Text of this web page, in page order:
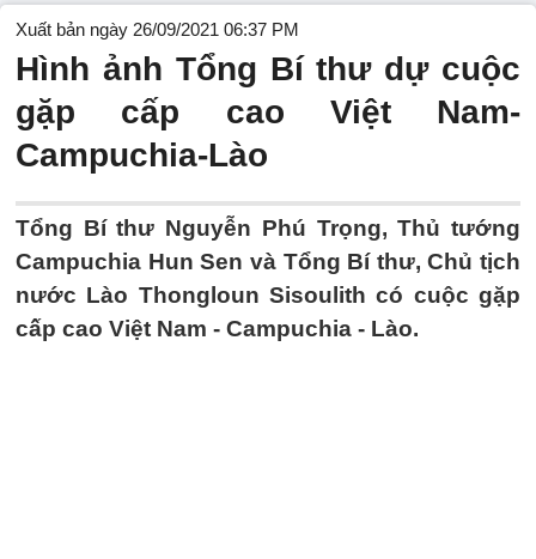
Xuất bản ngày 26/09/2021 06:37 PM
Hình ảnh Tổng Bí thư dự cuộc
gặp cấp cao Việt Nam-
Campuchia-Lào
Tổng Bí thư Nguyễn Phú Trọng, Thủ tướng
Campuchia Hun Sen và Tổng Bí thư, Chủ tịch
nước Lào Thongloun Sisoulith có cuộc gặp
cấp cao Việt Nam - Campuchia - Lào.